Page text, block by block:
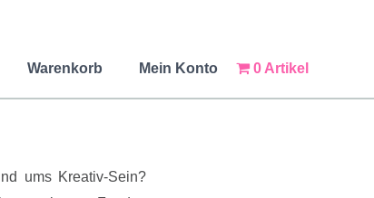
Warenkorb Mein Konto 0 Artikel
ums Kreativ-Sein?